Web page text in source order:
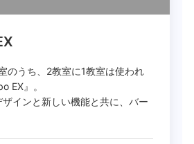
のうち、2教室に1教室は使われ
EX』。
インと新しい機能と共に、バー